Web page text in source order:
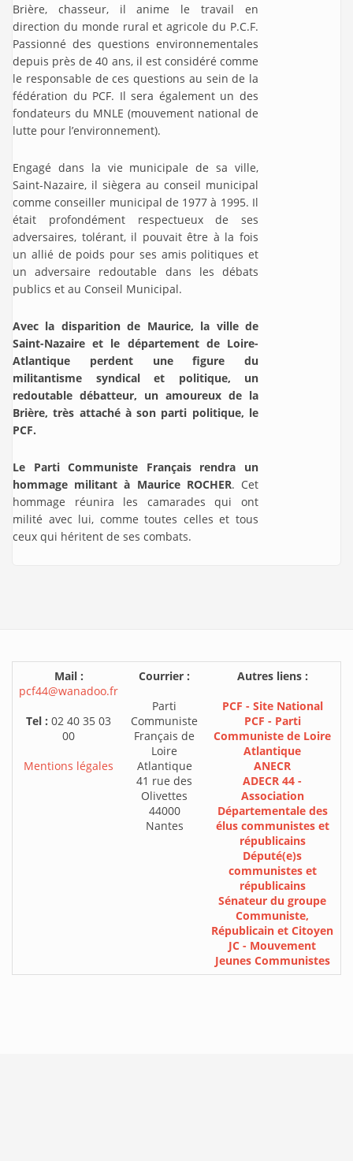
Brière, chasseur, il anime le travail en
direction du monde rural et agricole du P.C.F.
Passionné des questions environnementales
depuis près de 40 ans, il est considéré comme
le responsable de ces questions au sein de la
fédération du PCF. Il sera également un des
fondateurs du MNLE (mouvement national de
lutte pour l’environnement).
Engagé dans la vie municipale de sa ville,
Saint-Nazaire, il siègera au conseil municipal
comme conseiller municipal de 1977 à 1995. Il
était profondément respectueux de ses
adversaires, tolérant, il pouvait être à la fois
un allié de poids pour ses amis politiques et
un adversaire redoutable dans les débats
publics et au Conseil Municipal.
Avec la disparition de Maurice, la ville de
Saint-Nazaire et le département de Loire-
Atlantique perdent une figure du
militantisme syndical et politique, un
redoutable débatteur, un amoureux de la
Brière, très attaché à son parti politique, le
PCF.
Le Parti Communiste Français rendra un
hommage militant à Maurice ROCHER. Cet
hommage réunira les camarades qui ont
milité avec lui, comme toutes celles et tous
ceux qui héritent de ses combats.
Mail :
pcf44@wanadoo.fr
Tel : 02 40 35 03
00
Mentions légales
Courrier :
Parti
Communiste
Français de
Loire
Atlantique
41 rue des
Olivettes
44000
Nantes
Autres liens :
PCF - Site National
PCF - Parti
Communiste de Loire
Atlantique
ANECR
ADECR 44 -
Association
Départementale des
élus communistes et
républicains
Député(e)s
communistes et
républicains
Sénateur du groupe
Communiste,
Républicain et Citoyen
JC - Mouvement
Jeunes Communistes